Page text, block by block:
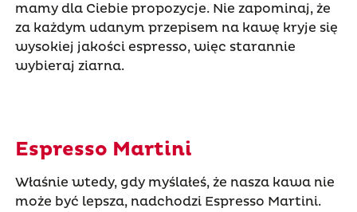
mamy dla Ciebie propozycje. Nie zapominaj, że
za każdym udanym przepisem na kawę kryje się
wysokiej jakości espresso, więc starannie
wybieraj ziarna.
Espresso Martini
Właśnie wtedy, gdy myślałeś, że nasza kawa nie
może być lepsza, nadchodzi Espresso Martini.